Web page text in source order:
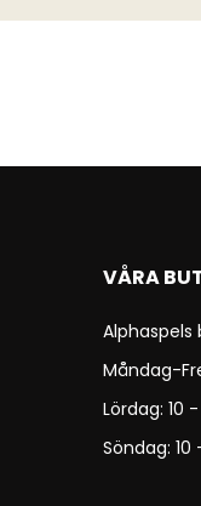
VÅRA
Måndag-
Lördag: 10 -
Söndag: 10